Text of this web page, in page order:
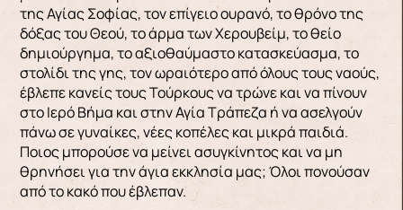
της Α­γίας Σοφίας, τον επίγειο ουρανό, το θρόνο της
δόξας του Θεού, το άρμα των Χερουβείμ, το θείο
δημιούργημα, το αξιοθαύμαστο κατασκεύασμα, το
στολίδι της γης, τον ωραιότερο από όλους τους ναούς,
έβλεπε κανείς τους Τούρκους να τρώνε και να πίνουν
στο Ιερό Βήμα και στην Αγία Τρά­πεζα ή να ασελγούν
πάνω σε γυναίκες, νέες κοπέ­λες και μικρά παιδιά.
Ποιος μπορούσε να μείνει ασυγκίνητος και να μη
θρηνήσει για την άγια εκ­κλησία μας; Όλοι πονούσαν
από το κακό που έβλε­παν.